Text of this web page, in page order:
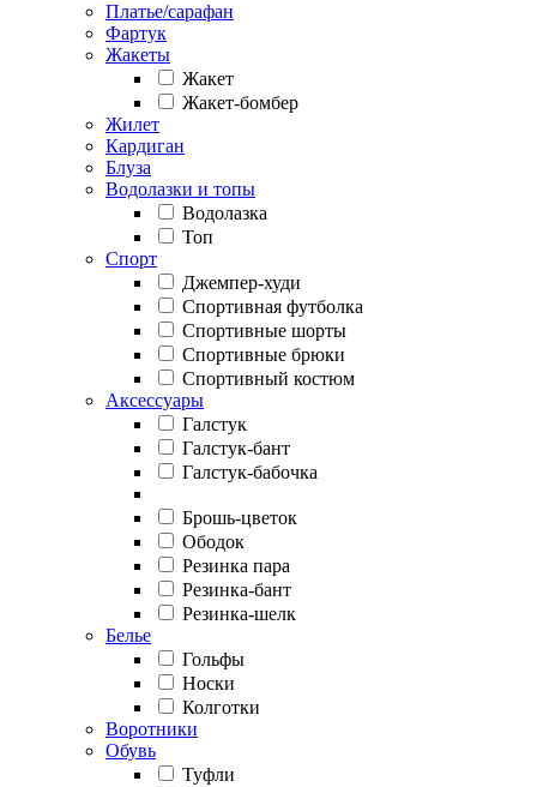
Платье/сарафан
Фартук
Жакеты
Жакет
Жакет-бомбер
Жилет
Кардиган
Блуза
Водолазки и топы
Водолазка
Топ
Спорт
Джемпер-худи
Спортивная футболка
Спортивные шорты
Спортивные брюки
Спортивный костюм
Аксессуары
Галстук
Галстук-бант
Галстук-бабочка
Брошь-цветок
Ободок
Резинка пара
Резинка-бант
Резинка-шелк
Белье
Гольфы
Носки
Колготки
Воротники
Обувь
Туфли